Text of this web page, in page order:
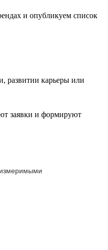
и опубликуем список
развитии карьеры или
заявки и формируют